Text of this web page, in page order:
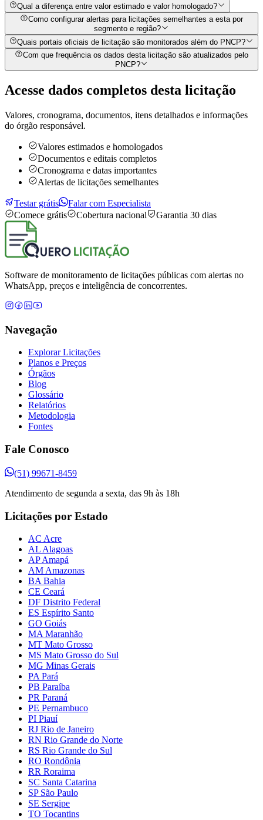
Qual a diferença entre valor estimado e valor homologado?
Como configurar alertas para licitações semelhantes a esta por
segmento e região?
Quais portais oficiais de licitação são monitorados além do PNCP?
Com que frequência os dados desta licitação são atualizados pelo
PNCP?
Acesse dados completos desta licitação
Valores, cronograma, documentos, itens detalhados e informações
do órgão responsável.
Valores estimados e homologados
Documentos e editais completos
Cronograma e datas importantes
Alertas de licitações semelhantes
Testar grátis
Falar com Especialista
Comece grátis
Cobertura nacional Garantia 30 dias
Software de monitoramento de licitações públicas com alertas no
WhatsApp, preços e inteligência de concorrentes.
Navegação
Explorar Licitações
Planos e Preços
Órgãos
Blog
Glossário
Relatórios
Metodologia
Fontes
Fale Conosco
(51) 99671-8459
Atendimento de segunda a sexta, das 9h às 18h
Licitações por Estado
AC Acre
AL Alagoas
AP Amapá
AM Amazonas
BA Bahia
CE Ceará
DF Distrito Federal
ES Espírito Santo
GO Goiás
MA Maranhão
MT Mato Grosso
MS Mato Grosso do Sul
MG Minas Gerais
PA Pará
PB Paraíba
PR Paraná
PE Pernambuco
PI Piauí
RJ Rio de Janeiro
RN Rio Grande do Norte
RS Rio Grande do Sul
RO Rondônia
RR Roraima
SC Santa Catarina
SP São Paulo
SE Sergipe
TO Tocantins